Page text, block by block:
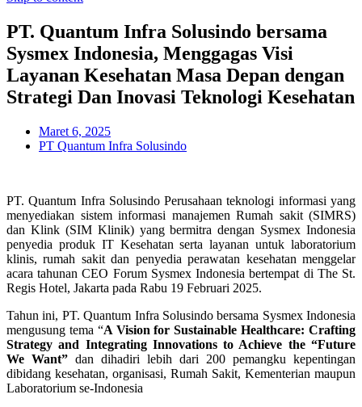
X
Aplikasi Mobile / Web Registrasi
Dashboard Rumah Sakit
Berita
Tentang Kami
X
PT. Quantum Infra Solusindo bersama
Sysmex Indonesia, Menggagas Visi
Layanan Kesehatan Masa Depan dengan
Strategi Dan Inovasi Teknologi Kesehatan
Maret 6, 2025
PT Quantum Infra Solusindo
PT. Quantum Infra Solusindo Perusahaan teknologi informasi yang
menyediakan sistem informasi manajemen Rumah sakit (SIMRS)
dan Klink (SIM Klinik) yang bermitra dengan Sysmex Indonesia
penyedia produk IT Kesehatan serta layanan untuk laboratorium
klinis, rumah sakit dan penyedia perawatan kesehatan menggelar
acara tahunan CEO Forum Sysmex Indonesia bertempat di The St.
Regis Hotel, Jakarta pada Rabu 19 Februari 2025.
Tahun ini, PT. Quantum Infra Solusindo bersama Sysmex Indonesia
mengusung tema “A Vision for Sustainable Healthcare: Crafting
Strategy and Integrating Innovations to Achieve the “Future
We Want” dan dihadiri lebih dari 200 pemangku kepentingan
dibidang kesehatan, organisasi, Rumah Sakit, Kementerian maupun
Laboratorium se-Indonesia